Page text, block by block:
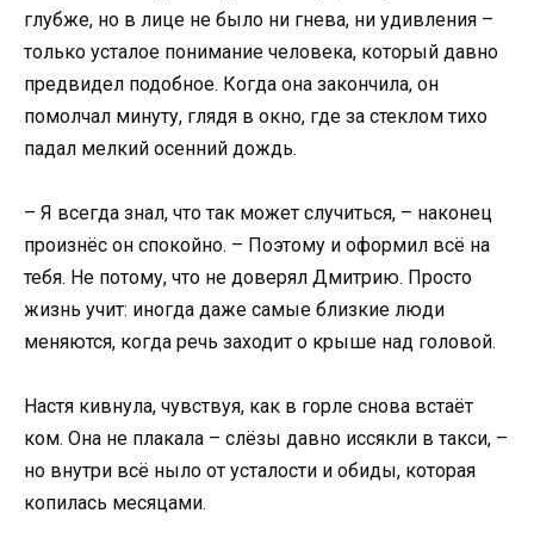
глубже, но в лице не было ни гнева, ни удивления –
только усталое понимание человека, который давно
предвидел подобное. Когда она закончила, он
помолчал минуту, глядя в окно, где за стеклом тихо
падал мелкий осенний дождь.
– Я всегда знал, что так может случиться, – наконец
произнёс он спокойно. – Поэтому и оформил всё на
тебя. Не потому, что не доверял Дмитрию. Просто
жизнь учит: иногда даже самые близкие люди
меняются, когда речь заходит о крыше над головой.
Настя кивнула, чувствуя, как в горле снова встаёт
ком. Она не плакала – слёзы давно иссякли в такси, –
но внутри всё ныло от усталости и обиды, которая
копилась месяцами.